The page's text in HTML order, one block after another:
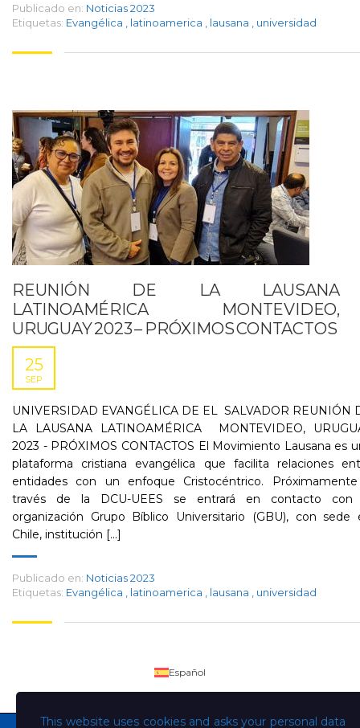
Publicado en: Noticias 2023
Etiquetas: Evangélica latinoamerica lausana universidad
REUNIÓN DE LA LAUSANA
LATINOAMÉRICA MONTEVIDEO,
URUGUAY 2023 – PRÓXIMOS CONTACTOS
25
SEP
UNIVERSIDAD EVANGÉLICA DE EL SALVADOR REUNIÓN
LA LAUSANA LATINOAMÉRICA MONTEVIDEO,
2023 - PRÓXIMOS CONTACTOS El Movimiento Lausana es
plataforma cristiana evangélica que facilita relaciones
entidades con un enfoque Cristocéntrico.
través de la DCU-UEES se entrará en contacto con
organización Grupo Bíblico Universitario (GBU), con sede
Chile, institución [...]
Publicado en: Noticias 2023
Etiquetas: Evangélica latinoamerica lausana universidad
This website uses cookies and asks your personal data
Español